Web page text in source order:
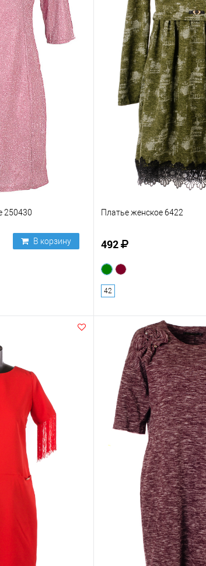
250430
В корзину
Платье женское 6422
492
42